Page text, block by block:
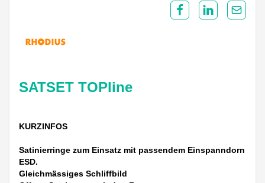
SATSET TOPline
KURZINFOS
Satinierringe zum Einsatz mit passendem Einspanndorn
ESD.
Gleichmässiges Schliffbild
Share on Facebook
Share onShare